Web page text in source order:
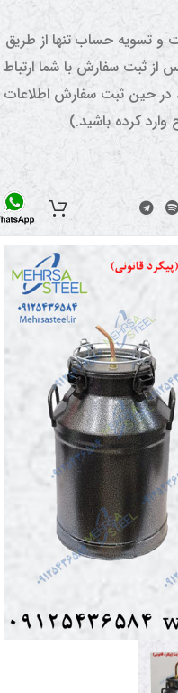
و تسویه حساب تنها از طریق
ثبت سفارش با شما ارتباط
در حین ثبت سفارش اطلاعات
کرده باشید.)